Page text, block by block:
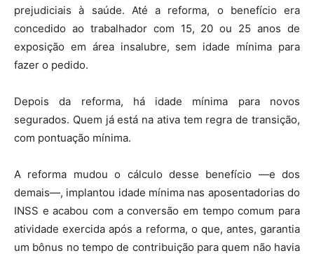
prejudiciais à saúde. Até a reforma, o benefício era
concedido ao trabalhador com 15, 20 ou 25 anos de
exposição em área insalubre, sem idade mínima para
fazer o pedido.
Depois da reforma, há idade mínima para novos
segurados. Quem já está na ativa tem regra de transição,
com pontuação mínima.
A reforma mudou o cálculo desse benefício —e dos
demais—, implantou idade mínima nas aposentadorias do
INSS e acabou com a conversão em tempo comum para
atividade exercida após a reforma, o que, antes, garantia
um bônus no tempo de contribuição para quem não havia